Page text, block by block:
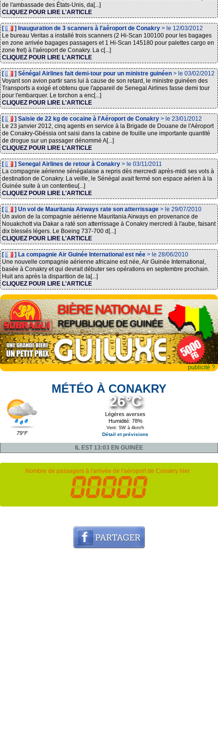
de l'ambassade des États-Unis, da[...]
CLIQUEZ POUR LIRE L'ARTICLE
[ ] Inauguration de 3 scanners à l'aéroport de Conakry > le 12/03/2012
Le bureau Veritas a installé trois scanners (2 Hi-Scan 100100 pour les bagages
en zone arrivée bagages passagers et 1 Hi-Scan 145180 pour palettes cargo en
zone fret) à l'aéroport de Conakry. La c[...]
CLIQUEZ POUR LIRE L'ARTICLE
[ ] Sénégal Airlines fait demi-tour pour un ministre guinéen > le 03/02/2012
Voyant son avion partir sans lui à cause de son retard, le ministre guinéen des
Transports a exigé et obtenu que l'appareil de Senegal Airlines fasse demi tour
pour l'embarquer. Le torchon a enc[...]
CLIQUEZ POUR LIRE L'ARTICLE
[ ] Saisie de 22 kg de cocaïne à l'Aéroport de Conakry > le 23/01/2012
Le 23 janvier 2012, cinq agents en service à la Brigade de Douane de l'Aéroport
de Conakry-Gbéssia ont saisi dans la cabine de fouille une importante quantité
de drogue sur un passager dénommé A[...]
CLIQUEZ POUR LIRE L'ARTICLE
[ ] Senegal Airlines de retour à Conakry > le 03/11/2011
La compagnie aérienne sénégalaise a repris dès mercredi après-midi ses vols à
destination de Conakry. La veille, le Sénégal avait fermé son espace aérien à la
Guinée suite à un contentieu[...]
CLIQUEZ POUR LIRE L'ARTICLE
[ ] Un vol de Mauritania Airways rate son atterrissage > le 29/07/2010
Un avion de la compagnie aérienne Mauritania Airways en provenance de
Nouakchott via Dakar a raté son atterrissage à Conakry mercredi à l'aube, faisant
dix blessés légers. Le Boeing 737-700 d[...]
CLIQUEZ POUR LIRE L'ARTICLE
[ ] La compagnie Air Guinée International est née > le 28/06/2010
Une nouvelle compagnie aérienne africaine est née, Air Guinée International,
basée à Conakry et qui devrait débuter ses opérations en septembre prochain.
Huit ans après la disparition de la[...]
CLIQUEZ POUR LIRE L'ARTICLE
publicité ?
MÉTÉO À CONAKRY
79°F
26°C
Légères averses
Humidité: 78%
Vent: SW à 4km/h
Détail et prévisions
IL EST 13:03 EN GUINÉE
Nombre de passagers à l'arrivée de l'aéroport de Conakry hier :